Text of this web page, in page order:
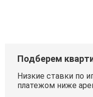
Подберем
Низкие ставки по
платежом ниже